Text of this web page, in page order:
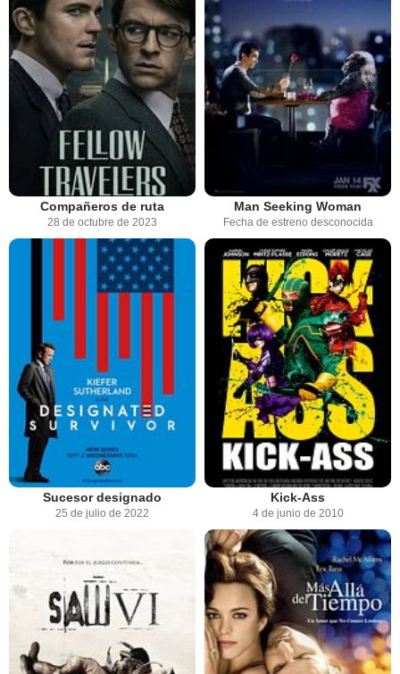
Compañeros de ruta
28 de octubre de 2023
Man Seeking Woman
Fecha de estreno desconocida
Sucesor designado
25 de julio de 2022
Kick-Ass
4 de junio de 2010